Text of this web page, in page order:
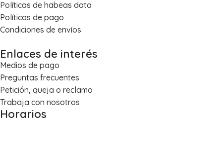
Políticas de habeas data
Políticas de pago
Condiciones de envíos
Enlaces de interés
Medios de pago
Preguntas frecuentes
Petición, queja o reclamo
Trabaja con nosotros
Horarios